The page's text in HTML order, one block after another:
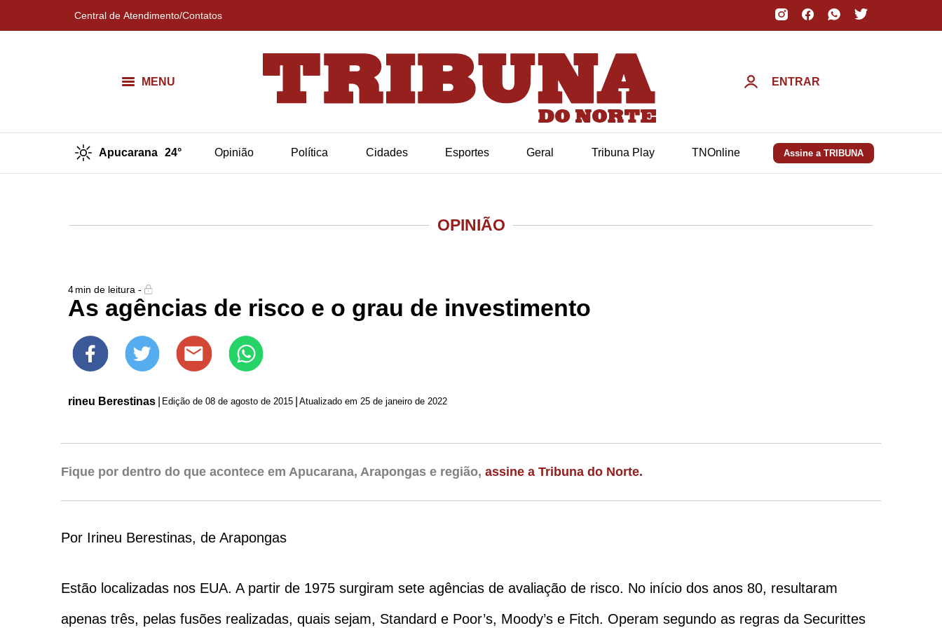
Central de Atendimento/Contatos
MENU ENTRAR
Apucarana 24° Opinião Política Cidades Esportes Geral Tribuna Play TNOnline Assine a TRIBUNA
OPINIÃO
4min de leitura -
As agências de risco e o grau de investimento
rineu Berestinas Edição de 08 de agosto de 2015 Atualizado em 25 de janeiro de 2022
Fique por dentro do que acontece em Apucarana, Arapongas e região, assine a Tribuna do Norte.
Por Irineu Berestinas, de Arapongas
Estão localizadas nos EUA. A partir de 1975 surgiram sete agências de avaliação de risco. No início dos anos 80, resultaram
apenas três, pelas fusões realizadas, quais sejam, Standard e Poor’s, Moody’s e Fitch. Operam segundo as regras da Securittes